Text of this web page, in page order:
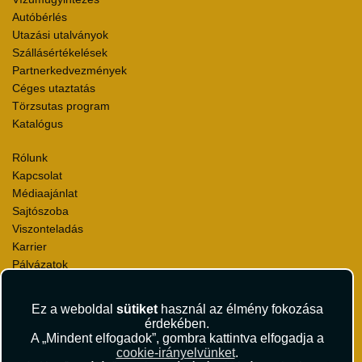
Ez a weboldal sütikethasznál az élmény fokozása
érdekében.
A „Mindent elfogadok”, gombra kattintva elfogadja a
cookie-irányelvünket.
Autóbérlés
Utazási utalványok
Szállásértékelések
Partnerkedvezmények
Céges utaztatás
Törzsutas program
Katalógus
Rólunk
Kapcsolat
Médiaajánlat
Sajtószoba
Viszonteladás
Karrier
Pályázatok
Utazási Csomag Szerződési Feltételek
Útlemondás-biztosítás Szerződési Feltételek